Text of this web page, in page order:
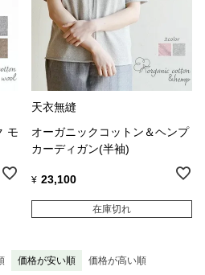
モ
天衣無縫
オーガニックコットン＆ヘンプ
カーディガン(半袖)
¥ 23,100
在庫切れ
価格が安い順 価格が高い順